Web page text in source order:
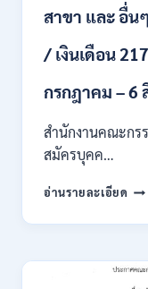
–
สิง
สาขา และ อื่น
/ เงินเดือน
กรกฎาคม – 6
สำนักงานคณะกร
สมัครบุคค…
อ่านรายละเอียด สำ
กร
ที่ดิ
แห่ง